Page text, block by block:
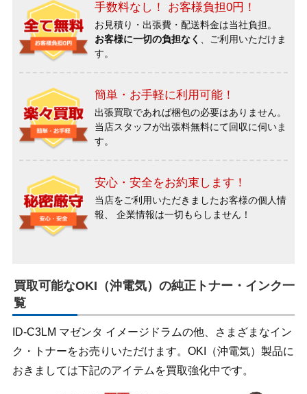
手数料なし！ お客様負担0円！
お見積り・出張費・配送料金は当社負担。
お客様に一切の負担なく 、ご利用いただけま
す。
簡単・お手軽に利用可能！
出張買取であれば梱包の必要はありません。
当店スタッフが出張料無料にて回収に伺いま
す。
安心・安全をお約束します！
当店をご利用いただきましたお客様の個人情
報、 企業情報は一切もらしません！
買取可能なOKI（沖電気）の純正トナー・インク一
覧
ID-C3LM マゼンタ イメージドラムの他、さまざまなイン
ク・トナーをお売りいただけます。OKI（沖電気）製品に
おきましては下記のアイテムを買取強化中です。